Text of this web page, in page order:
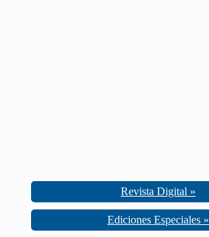
Revista Digital »
Ediciones Especiales »